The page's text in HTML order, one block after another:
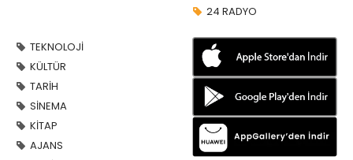
24 RADYO
TEKNOLOJİ
KÜLTÜR
TARİH
SİNEMA
KİTAP
AJANS